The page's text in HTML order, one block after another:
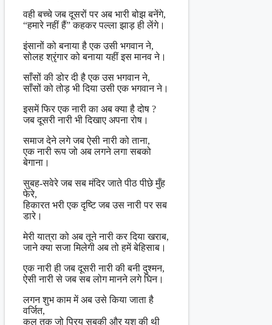
वही बच्चे जब दूसरों पर अब भारी बोझ बनेंगे,
“हमारे नहीं हैं” कहकर पल्ला झाड़ ही लेंगे।
इंसानों को बनाया है एक उसी भगवान ने,
सोलह श्रृंगार को बनाया यहीं इस मानव ने।
साँसों की डोर दी है एक उस भगवान ने,
साँसों को तोड़ भी दिया उसी एक भगवान ने।
इसमें फिर एक नारी का अब क्या है दोष ?
जब दूसरी नारी भी दिखाए अपना रोष।
समाज देने लगे जब ऐसी नारी को ताना,
एक नारी रूप जो अब लगने लगा सबको
बेगाना।
सुबह-सवेरे जब सब मंदिर जाते पीठ पीछे मुँह
फेरे,
हिकारत भरी एक दृष्टि जब उस नारी पर सब
डारे।
मेरी यात्रा को अब तूने नारी कर दिया खराब,
जाने क्या सजा मिलेगी अब तो हमें बेहिसाब।
एक नारी ही जब दूसरी नारी की बनी दुश्मन,
ऐसी नारी से जब सब लोग मानने लगे घिन।
लगन शुभ काम में अब उसे किया जाता है
वर्जित,
कल तक जो प्रिय सबकी और यश की थी